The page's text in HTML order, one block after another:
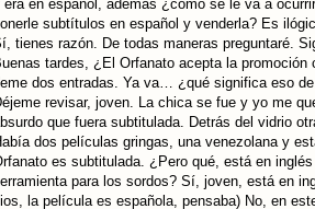
era en español, además ¿cómo se le va a
subtítulos en español y venderla? Es
tienes razón. De todas maneras preguntaré.
tardes, ¿El Orfanato acepta la
dos entradas. Ya va… ¿qué significa eso
revisar, joven. La chica se fue y yo me
que fuera subtitulada. Detrás del vidrio
dos películas gringas, una venezolana y
es subtitulada. ¿Pero qué, está en
para los sordos? Sí, joven, está en
la película es española, pensaba) No, en